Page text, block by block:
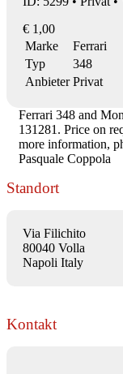
€ 1,00
Marke
Ferrari
Typ
348
Anbieter Privat
Ferrari 348 and
131281. Price on
more information,
Pasquale Coppola
Standort
Via Filichito
80040 Volla
Napoli Italy
Kontakt